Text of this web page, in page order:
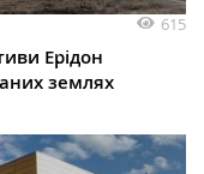
615
Ерідон
землях